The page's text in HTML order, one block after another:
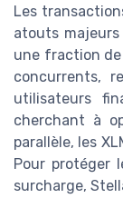
Les
atouts
une fraction
concurrents,
utilisateurs
cherchant à
parallèle, les
Pour protéger
surcharge,